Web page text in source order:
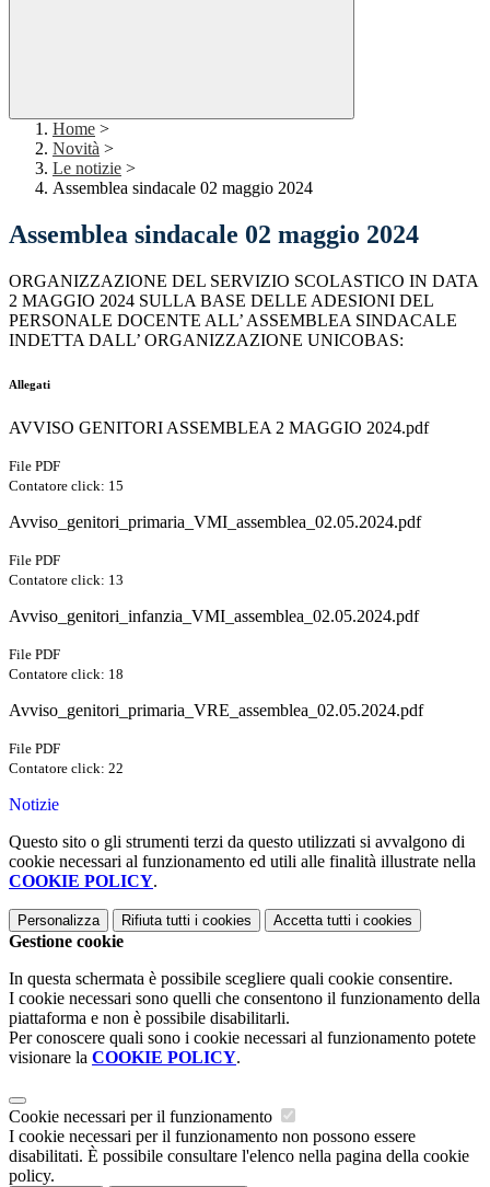
Home >
Novità >
Le notizie >
Assemblea sindacale 02 maggio 2024
Assemblea sindacale 02 maggio 2024
ORGANIZZAZIONE DEL SERVIZIO SCOLASTICO IN DATA
2 MAGGIO 2024 SULLA BASE DELLE ADESIONI DEL
PERSONALE DOCENTE ALL’ ASSEMBLEA SINDACALE
INDETTA DALL’ ORGANIZZAZIONE UNICOBAS:
Allegati
AVVISO GENITORI ASSEMBLEA 2 MAGGIO 2024.pdf
File PDF
Contatore click: 15
Avviso_genitori_primaria_VMI_assemblea_02.05.2024.pdf
File PDF
Contatore click: 13
Avviso_genitori_infanzia_VMI_assemblea_02.05.2024.pdf
File PDF
Contatore click: 18
Avviso_genitori_primaria_VRE_assemblea_02.05.2024.pdf
File PDF
Contatore click: 22
Notizie
Questo sito o gli strumenti terzi da questo utilizzati si avvalgono di
cookie necessari al funzionamento ed utili alle finalità illustrate nella
COOKIE POLICY.
Personalizza Rifiuta tutti i cookies Accetta tutti i cookies
Gestione cookie
In questa schermata è possibile scegliere quali cookie consentire.
I cookie necessari sono quelli che consentono il funzionamento della
piattaforma e non è possibile disabilitarli.
Per conoscere quali sono i cookie necessari al funzionamento potete
visionare la COOKIE POLICY.
Cookie necessari per il funzionamento
I cookie necessari per il funzionamento non possono essere
disabilitati. È possibile consultare l'elenco nella pagina della cookie
policy.